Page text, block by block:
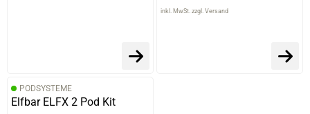
inkl. MwSt. zzgl. Versand
PODSYSTEME
Elfbar ELFX 2 Pod Kit